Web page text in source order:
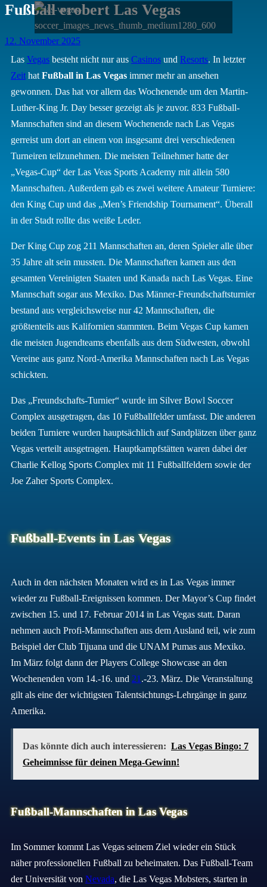
Fußball erobert Las Vegas
Posted
on
12. November 2025
Las Vegas besteht nicht nur aus Casinos und Resorts. In letzter
Zeit hat Fußball in Las Vegas immer mehr an ansehen
gewonnen. Das hat vor allem das Wochenende um den Martin-
Luther-King Jr. Day besser gezeigt als je zuvor. 833 Fußball-
Mannschaften sind an diesem Wochenende nach Las Vegas
gerreist um dort an einem von insgesamt drei verschiedenen
Turneiren teilzunehmen. Die meisten Teilnehmer hatte der
„Vegas-Cup“ der Las Veas Sports Academy mit allein 580
Mannschaften. Außerdem gab es zwei weitere Amateur Turniere:
den King Cup und das „Men’s Friendship Tournament“. Überall
in der Stadt rollte das weiße Leder.
Der King Cup zog 211 Mannschaften an, deren Spieler alle über
35 Jahre alt sein mussten. Die Mannschaften kamen aus den
gesamten Vereinigten Staaten und Kanada nach Las Vegas. Eine
Mannschaft sogar aus Mexiko. Das Männer-Freundschaftsturnier
bestand aus vergleichsweise nur 42 Mannschaften, die
größtenteils aus Kalifornien stammten. Beim Vegas Cup kamen
die meisten Jugendteams ebenfalls aus dem Südwesten, obwohl
Vereine aus ganz Nord-Amerika Mannschaften nach Las Vegas
schickten.
Das „Freundschafts-Turnier“ wurde im Silver Bowl Soccer
Complex ausgetragen, das 10 Fußballfelder umfasst. Die anderen
beiden Turniere wurden hauptsächlich auf Sandplätzen über ganz
Vegas verteilt ausgetragen. Hauptkampfstätten waren dabei der
Charlie Kellog Sports Complex mit 11 Fußballfeldern sowie der
Joe Zaher Sports Complex.
Fußball-Events in Las Vegas
Auch in den nächsten Monaten wird es in Las Vegas immer
wieder zu Fußball-Ereignissen kommen. Der Mayor’s Cup findet
zwischen 15. und 17. Februar 2014 in Las Vegas statt. Daran
nehmen auch Profi-Mannschaften aus dem Ausland teil, wie zum
Beispiel der Club Tijuana und die UNAM Pumas aus Mexiko.
Im März folgt dann der Players College Showcase an den
Wochenenden vom 14.-16. und 21 .-23. März. Die Veranstaltung
gilt als eine der wichtigsten Talentsichtungs-Lehrgänge in ganz
Amerika.
Das könnte dich auch interessieren: Las Vegas Bingo: 7
Geheimnisse für deinen Mega-Gewinn!
Fußball-Mannschaften in Las Vegas
Im Sommer kommt Las Vegas seinem Ziel wieder ein Stück
näher professionellen Fußball zu beheimaten. Das Fußball-Team
der Universität von Nevada, die Las Vegas Mobsters, starten in